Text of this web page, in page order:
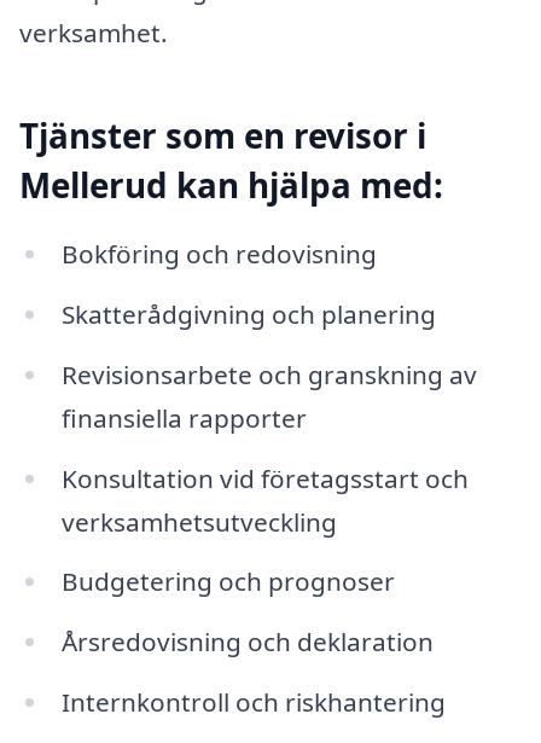
verksamhet.
Tjänster som en revisor i
Mellerud kan hjälpa med:
Bokföring och redovisning
Skatterådgivning och planering
Revisionsarbete och granskning av
finansiella rapporter
Konsultation vid företagsstart och
verksamhetsutveckling
Budgetering och prognoser
Årsredovisning och deklaration
Internkontroll och riskhantering